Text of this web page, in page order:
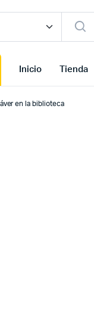
Inicio Tienda
en la biblioteca